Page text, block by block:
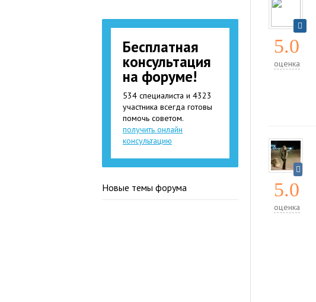
5.0
оценка
5.0
оценка
Бесплатная
консультация
на форуме!
534 специалиста и 4323
участника всегда готовы
помочь советом.
получить онлайн
консультацию
Новые темы форума